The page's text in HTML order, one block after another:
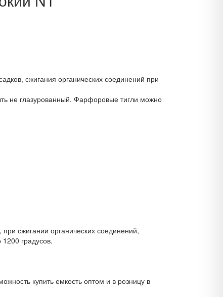
сжигания органических соединений при
не глазурованный. Фарфоровые тигли можно
сжигании органических соединений,
градусов.
купить емкость оптом и в розницу в